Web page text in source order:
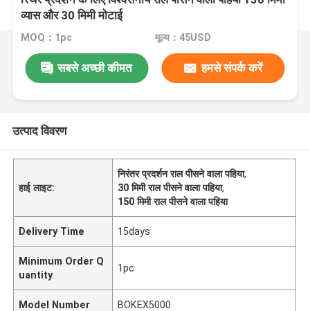
व्यास और 30 मिमी मोटाई
MOQ：1pc मूल्य：45USD
सबसे अच्छी कीमत हमसे संपर्क करें
उत्पाद विवरण
हाई लाइट:
निरंतर प्रदर्शन राल पीसने वाला पहिया,
30 मिमी राल पीसने वाला पहिया,
150 मिमी राल पीसने वाला पहिया
Delivery Time 15days
Minimum Order Q
uantity
1pc
Model Number BOKEX5000